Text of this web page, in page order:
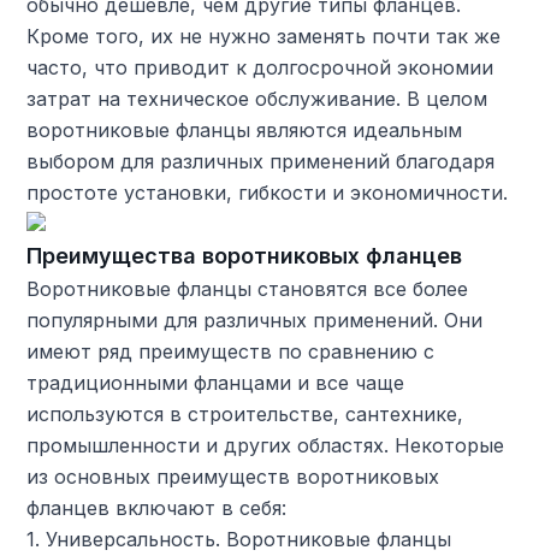
Кроме того, их не нужно заменять почти так же
часто, что приводит к долгосрочной экономии
затрат на техническое обслуживание. В целом
воротниковые фланцы являются идеальным
выбором для различных применений благодаря
простоте установки, гибкости и экономичности.
Преимущества воротниковых фланцев
Воротниковые фланцы становятся все более
популярными для различных применений. Они
имеют ряд преимуществ по сравнению с
традиционными фланцами и все чаще
используются в строительстве, сантехнике,
промышленности и других областях. Некоторые
из основных преимуществ воротниковых
фланцев включают в себя:
1. Универсальность. Воротниковые фланцы